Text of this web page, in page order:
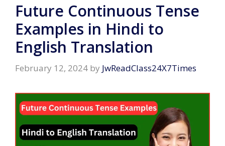
Future Continuous Tense
Examples in Hindi to
English Translation
February 12, 2024 by JwReadClass24X7Times